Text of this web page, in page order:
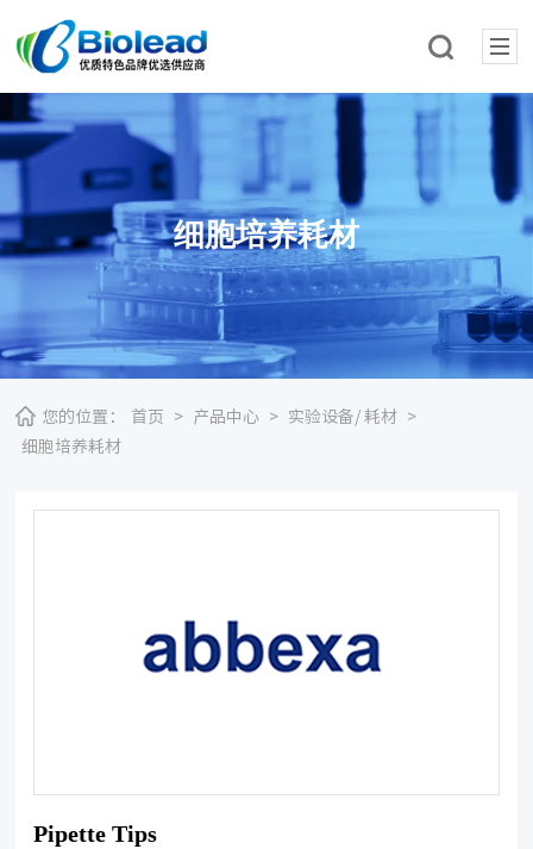
细胞培养耗材
您的位置： 首页 > 产品中心 > 实验设备/ 耗材
>
细胞培养耗材
Pipette Tips